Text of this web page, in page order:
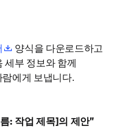
opens in new tab/window
양식을 다운로드하고
in new tab/window
람에게 보냅니다.
: 작업 제목]의 제안"